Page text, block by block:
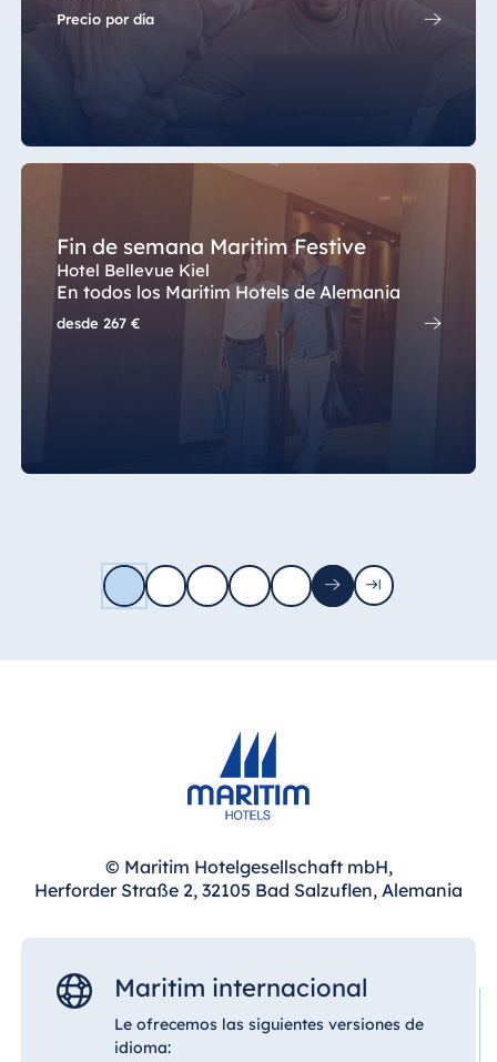
Precio por día
Fin de semana Maritim Festive
Hotel Bellevue Kiel
En todos los Maritim Hotels de Alemania
desde 267 €
Next
page
Last
page
© Maritim Hotelgesellschaft mbH,
Herforder Straße 2, 32105 Bad Salzuflen, Alemania
Maritim internacional
Le ofrecemos las siguientes versiones de
idioma: